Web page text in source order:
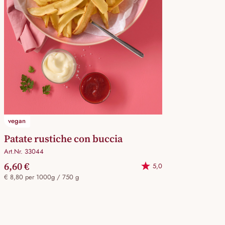
vegan
Patate rustiche con buccia
Art.Nr. 33044
6,60 €
5,0
€ 8,80 per 1000g / 750 g